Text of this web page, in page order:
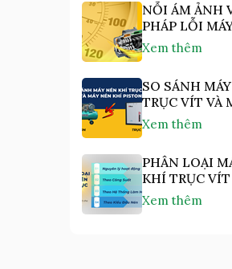
NỖI ÁM ẢNH
PHÁP LỖI
"NHIỆT ĐỘ
Xem thêm
SO SÁNH
TRỤC VÍT VÀ
KHÍ PISTON
Xem thêm
PHÂN LOẠI
KHÍ TRỤC VÍT
Xem thêm